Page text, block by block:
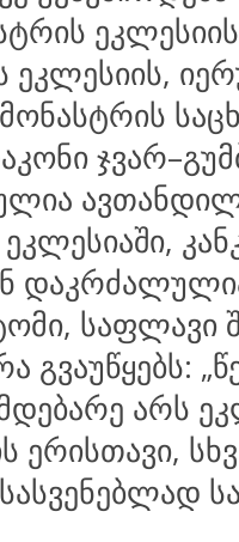
ეკლესიის,
საფლავი
გვაუწყებს:
არს
ერისთავი,